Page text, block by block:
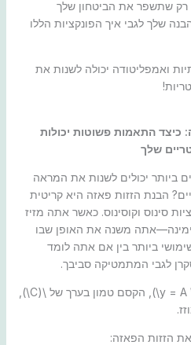
רק שתשפר את הביטחון שלך
שלך לגבי איך הפונקציות הללו
ואמפליטודה יכולה לשנות את
כיצד התאמות פשוטות יכולות
שלך
ביותר יכולים לשנות את המראה
הבנת הזזות פאזה היא קריטית
סינוס וקוסינוס. כאשר אתה מזיז
משנה את האופן שבו
ביותר בין אם אתה לומד
לגבי המתמטיקה סביבך.
בפונקציה \(y = A \sin(B(x – C)) + D\), הקסם טמון בערך של \(C\),
הזזות הפאזה: